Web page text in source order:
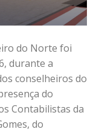
do Norte foi
durante a
conselheiros do
do
Contabilistas da
do